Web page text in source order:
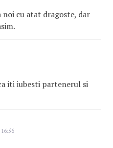
cu atat dragoste, dar
iti iubesti partenerul si